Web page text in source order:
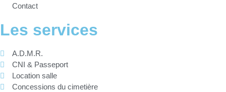
Contact
Les services
A.D.M.R.
CNI & Passeport
Location salle
Concessions du cimetière